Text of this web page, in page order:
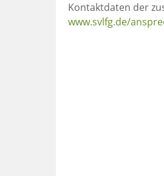
Kontaktdaten der
www.svlfg.de/